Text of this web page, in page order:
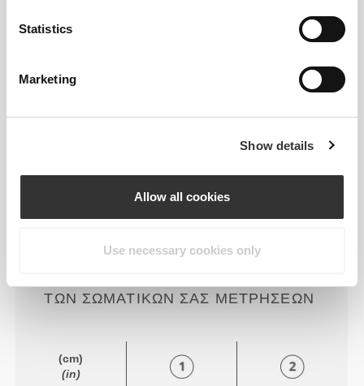
Statistics
Marketing
Show details
Allow all cookies
Use necessary cookies only
Απόλυτη ελευθερία κινήσεων. Η
άνετη και χαλαρή εφαρμογή σας για
μια casual εμφάνιση.
ΤΩΝ ΣΩΜΑΤΙΚΏΝ ΣΑΣ ΜΕΤΡΉΣΕΩΝ
(cm)
(in)